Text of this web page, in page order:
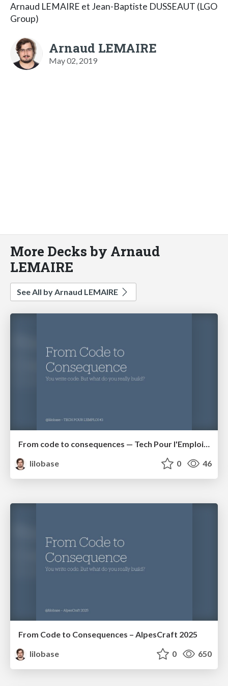
Arnaud LEMAIRE et Jean-Baptiste DUSSEAUT (LGO
Group)
Arnaud LEMAIRE
May 02, 2019
More Decks by Arnaud
LEMAIRE
See All by Arnaud LEMAIRE
From code to consequences — Tech Pour l'Emploi #3
lilobase
0 46
From Code to Consequences – AlpesCraft 2025
lilobase
0 650